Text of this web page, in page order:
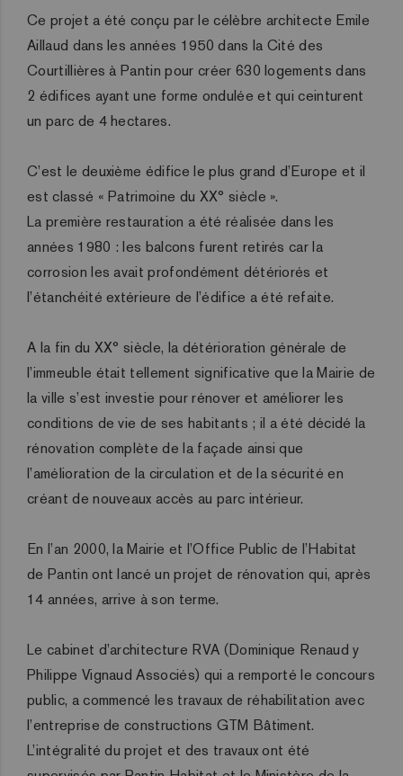
Ce projet a été conçu par le célèbre architecte Emile
Aillaud dans les années 1950 dans la Cité des
Courtillières à Pantin pour créer 630 logements dans
2 édifices ayant une forme ondulée et qui ceinturent
un parc de 4 hectares.
C’est le deuxième édifice le plus grand d’Europe et il
est classé « Patrimoine du XX° siècle ».
La première restauration a été réalisée dans les
années 1980 : les balcons furent retirés car la
corrosion les avait profondément détériorés et
l’étanchéité extérieure de l’édifice a été refaite.
A la fin du XX° siècle, la détérioration générale de
l’immeuble était tellement significative que la Mairie de
la ville s’est investie pour rénover et améliorer les
conditions de vie de ses habitants ; il a été décidé la
rénovation complète de la façade ainsi que
l’amélioration de la circulation et de la sécurité en
créant de nouveaux accès au parc intérieur.
En l’an 2000, la Mairie et l’Office Public de l’Habitat
de Pantin ont lancé un projet de rénovation qui, après
14 années, arrive à son terme.
Le cabinet d’architecture RVA (Dominique Renaud y
Philippe Vignaud Associés) qui a remporté le concours
public, a commencé les travaux de réhabilitation avec
l’entreprise de constructions GTM Bâtiment.
L’intégralité du projet et des travaux ont été